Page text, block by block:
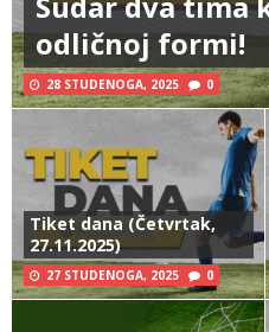
odličnoj formi!
28 STUDENOGA, 2025 0
Tiket dana (Četvrtak,
27.11.2025)
27 STUDENOGA, 2025 0